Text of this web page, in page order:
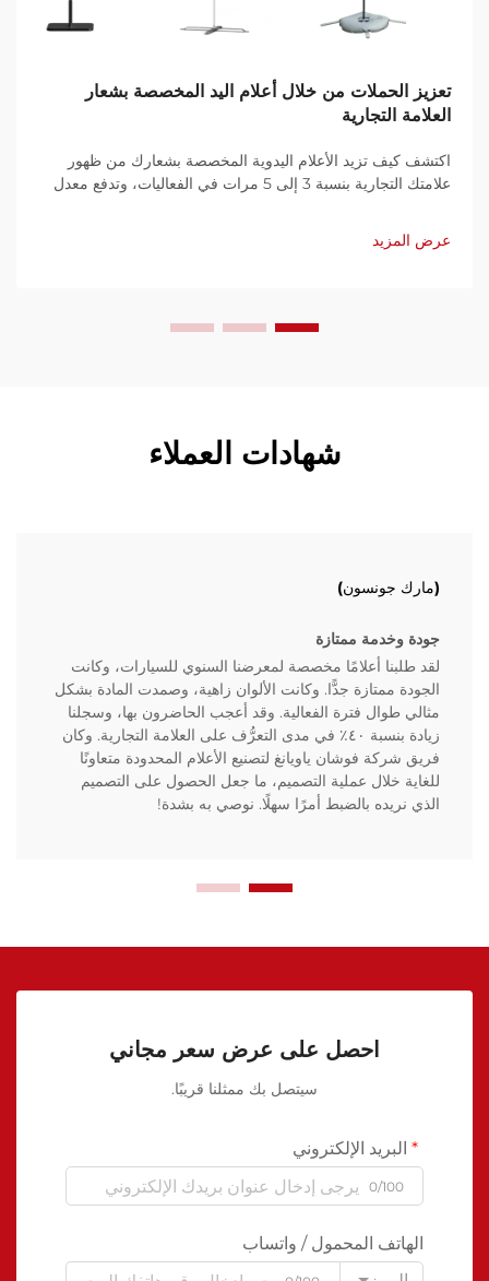
تعزيز الحملات من خلال أعلام اليد المخصصة بشعار
العلامة التجارية
اكتشف كيف تزيد الأعلام اليدوية المخصصة بشعارك من ظهور
علامتك التجارية بنسبة 3 إلى 5 مرات في الفعاليات، وتدفع معدل
على أعلامك اليوم.
عرض المزيد
شهادات العملاء
(مارك جونسون)
جودة وخدمة ممتازة
لقد طلبنا أعلامًا مخصصة لمعرضنا السنوي للسيارات، وكانت
الجودة ممتازة جدًّا. وكانت الألوان زاهية، وصمدت المادة بشكل
مثالي طوال فترة الفعالية. وقد أعجب الحاضرون بها، وسجلنا
زيادة بنسبة ٤٠٪ في مدى التعرُّف على العلامة التجارية. وكان
فريق شركة فوشان ياويانغ لتصنيع الأعلام المحدودة متعاونًا
للغاية خلال عملية التصميم، ما جعل الحصول على التصميم
الذي نريده بالضبط أمرًا سهلًا. نوصي به بشدة!
احصل على عرض سعر مجاني
سيتصل بك ممثلنا قريبًا.
البريد الإلكتروني
0/100
الهاتف المحمول / واتساب